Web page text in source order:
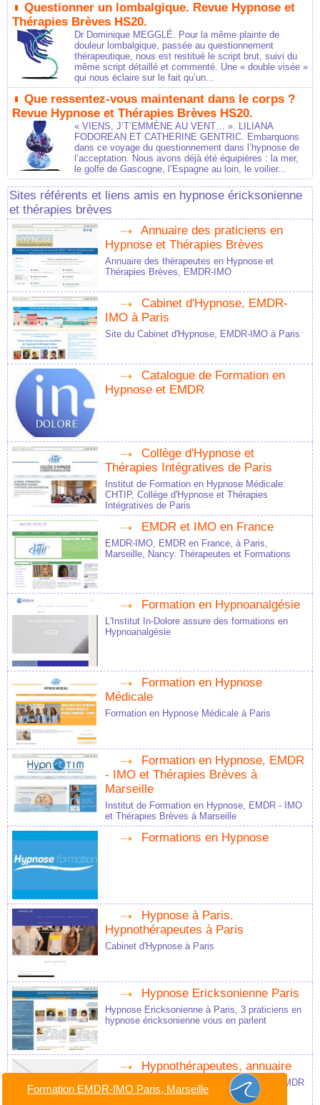
Questionner un lombalgique. Revue Hypnose et
Thérapies Brèves HS20.
Dr Dominique MEGGLÉ. Pour la même plainte de
douleur lombalgique, passée au questionnement
thérapeutique, nous est restitué le script brut, suivi du
même script détaillé et commenté. Une « double visée »
qui nous éclaire sur le fait qu’un...
Que ressentez-vous maintenant dans le corps ?
Revue Hypnose et Thérapies Brèves HS20.
« VIENS, J’T’EMMÈNE AU VENT… ». LILIANA
FODOREAN ET CATHERINE GENTRIC. Embarquons
dans ce voyage du questionnement dans l’hypnose de
l’acceptation. Nous avons déjà été équipières : la mer,
le golfe de Gascogne, l’Espagne au loin, le voilier...
Sites référents et liens amis en hypnose éricksonienne
et thérapies brèves
Annuaire des praticiens en
Hypnose et Thérapies Brèves
Annuaire des thérapeutes en Hypnose et
Thérapies Brèves, EMDR-IMO
Cabinet d'Hypnose, EMDR-
IMO à Paris
Site du Cabinet d'Hypnose, EMDR-IMO à Paris
Catalogue de Formation en
Hypnose et EMDR
Collège d'Hypnose et
Thérapies Intégratives de Paris
Institut de Formation en Hypnose Médicale:
CHTIP, Collège d'Hypnose et Thérapies
Intégratives de Paris
EMDR et IMO en France
EMDR-IMO, EMDR en France, à Paris,
Marseille, Nancy. Thérapeutes et Formations
Formation en Hypnoanalgésie
L'Institut In-Dolore assure des formations en
Hypnoanalgésie
Formation en Hypnose
Médicale
Formation en Hypnose Médicale à Paris
Formation en Hypnose, EMDR
- IMO et Thérapies Brèves à
Marseille
Institut de Formation en Hypnose, EMDR - IMO
et Thérapies Brèves à Marseille
Formations en Hypnose
Hypnose à Paris.
Hypnothérapeutes à Paris
Cabinet d'Hypnose à Paris
Hypnose Ericksonienne Paris
Hypnose Ericksonienne à Paris, 3 praticiens en
hypnose éricksonienne vous en parlent
Hypnothérapeutes, annuaire
Annuaire Hypnothérapeutes et Praticiens EMDR
à Paris, Marseille, Bordeaux, Lyon, Nantes
Formation EMDR-IMO Paris, Marseille